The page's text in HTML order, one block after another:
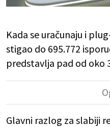
Kada se uračunaju i
stigao do 695.772
predstavlja pad od oko
Glavni razlog za slabiji